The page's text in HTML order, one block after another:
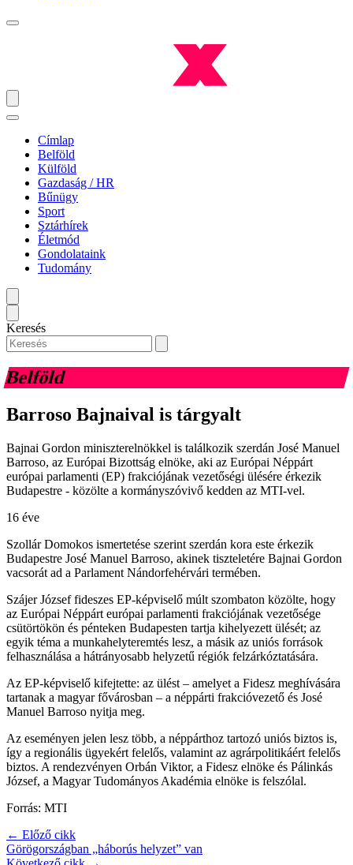
Címlap
Belföld
Külföld
Gazdaság / HR
Bűnügy
Sport
Sztárhírek
Életmód
Gondolataink
Tudomány
Keresés
Belföld
Barroso Bajnaival is tárgyalt
Bajnai Gordon miniszterelnökkel is találkozik szerdán José Manuel
Barroso, az Európai Bizottság elnöke, aki az Európai Néppárt
európai parlamenti (EP) frakciójának vezetőségi ülésére érkezik
Budapestre - közölte a kormányszóvivő kedden az MTI-vel.
16 éve
Szollár Domokos ismertetése szerint szerdán kora este érkezik
Budapestre José Manuel Barroso, akinek tiszteletére Bajnai Gordon
vacsorát ad a Parlament Nándorfehérvári termében.
Szájer József fideszes EP-képviselő múlt szombaton közölte, hogy
az Európai Néppárt európai parlamenti frakciójának vezetősége
csütörtökön és pénteken Budapesten tartja kihelyezett ülését; az
egyik téma a munkahelyteremtés lesz, a másik az uniós források
felhasználása a hátrányosabb helyzetű régiók felzárkóztatására.
Az EP-képviselő kifejtette: az ülést – amelyet a Fidesz meghívására
tartanak a magyar fővárosban – a néppárti frakcióvezető és José
Manuel Barroso nyitja meg.
Az eseményen jelen lesz több, a néppárthoz tartozó uniós biztos is,
így a regionális ügyekért felelős, valamint az agrárpolitikáért felelős
biztos. A rendezvényen Orbán Viktor, a Fidesz elnöke és Pálinkás
József, a Magyar Tudományos Akadémia elnöke is felszólal.
Forrás: MTI
← Előző cikk
Görögországban „háborús helyzet” van